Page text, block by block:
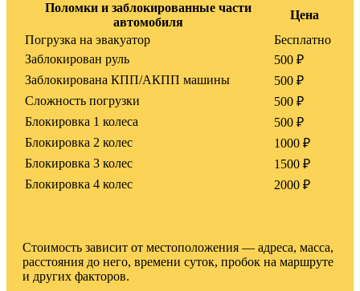
Поломки и заблокированные части
автомобиля
Цена
Погрузка на эвакуатор
Бесплатно
Заблокирован руль
500 ₽
Заблокирована КПП/АКПП машины
500 ₽
Сложность погрузки
500 ₽
Блокировка 1 колеса
500 ₽
Блокировка 2 колес
1000 ₽
Блокировка 3 колес
1500 ₽
Блокировка 4 колес
2000 ₽
Стоимость зависит от местоположения — адреса, масса,
расстояния до него, времени суток, пробок на маршруте
и других факторов.